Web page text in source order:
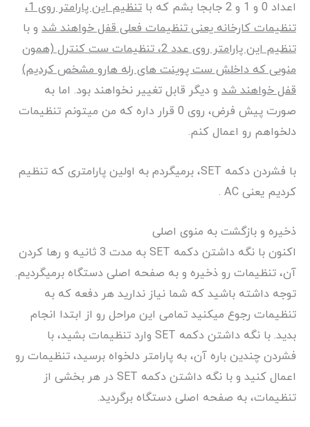
اعداد 0 و 1 و 2 جابجا بشم که با
تنظیم این پارامتر روی 1،
تنظیمات کارخانه یعنی تنظیمات فعلی قفل خواهند شد و با
تنظیم این پارامتر روی عدد 2، تنظیمات ست کنترل (همون
منویی که داخلش ست پوینت های رله هارو مشخص کردیم)
قفل خواهند شد و دیگر قابل تغییر نخواهند بود. اما به
صورت پیش فرض، روی 0 قرار داره که من میتونم تنظیمات
دلخواهم رو اعمال کنم.
با فشردن دکمه SET، برمیگردم به اولین پارامتری که تنظیم
کردیم یعنی AC .
ذخیره و بازگشت به منوی اصلی
اکنون با نگه داشتن دکمه SET به مدت 3 ثانیه و رها کردن
آن، تنظیمات رو ذخیره و به صفحه اصلی دستگاه برمیگردیم.
توجه داشته باشید که شما نیاز ندارید هر دفعه که به
تنظیمات رجوع میکنید تمامی این مراحل رو از ابتدا انجام
بدید. با نگه داشتن دکمه SET وارد تنظیمات بشید، با
فشردن چندین باره آن، به پارامتر دلخواه برسید، تنظیمات رو
اعمال کنید و با نگه داشتن دکمه SET در هر بخشی از
تنظیمات، به صفحه اصلی دستگاه برگردید.